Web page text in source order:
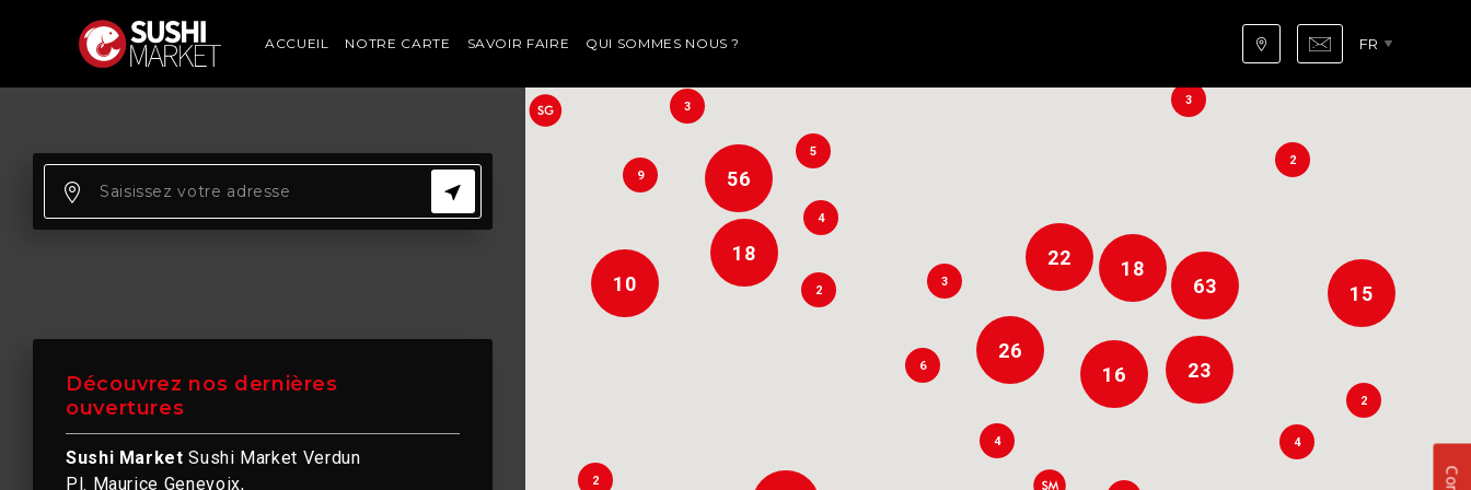
ACCUEIL NOTRE CARTE SAVOIR FAIRE QUI SOMMES NOUS ? FR
26
63
23
18
56
15
2
3
4
22
16
2
9
10
6
2
4
2
3
18
5
3
4
Découvrez nos dernières
ouvertures
Sushi Market Sushi Market Verdun
Pl. Maurice Genevoix,